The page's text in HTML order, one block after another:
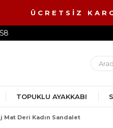
ÜCRETSİZ
TOPUKLU AYAKKABI
Mat Deri Kadın Sandalet